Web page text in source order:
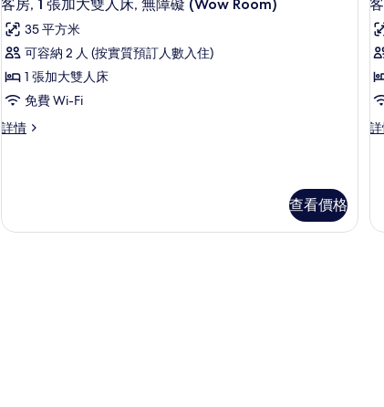
雙
人
床,
運
河
景
相
人
床,
運
河
景
(Loft
Room)
詳
情
詳
情
入
所
有
客
1
雙
客房, 1 張加大雙人床, 無障礙 (Wow Room)
35 平方米
可容納 2 人 (按實質預訂人數入住)
1 張加大雙人床
免費 Wi-Fi
詳情
客
雙
查看價格
有
1
客
雙